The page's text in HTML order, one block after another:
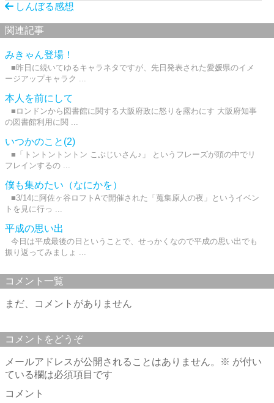
しんぼる感想
関連記事
みきゃん登場！
■昨日に続いてゆるキャラネタですが、先日発表された愛媛県のイメ
ージアップキャラク ...
本人を前にして
■ロンドンから図書館に関する大阪府政に怒りを露わにす 大阪府知事
の図書館利用に関 ...
いつかのこと(2)
■「トントントントン こぶじいさん♪」 というフレーズが頭の中でリ
フレインするの ...
僕も集めたい（なにかを）
■3/14に阿佐ヶ谷ロフトAで開催された「蒐集原人の夜」というイベン
トを見に行っ ...
平成の思い出
今日は平成最後の日ということで、せっかくなので平成の思い出でも
振り返ってみましょ ...
コメント一覧
まだ、コメントがありません
コメントをどうぞ
メールアドレスが公開されることはありません。 ※ が付い
ている欄は必須項目です
コメント